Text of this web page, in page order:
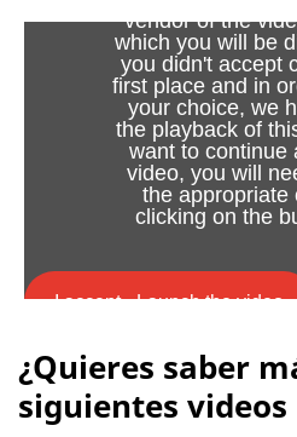
vendor of the
which you will be
you didn't accept
first place and in
your choice, we
the playback of
want to continue
video, you will
the appropriate
clicking on the
I accept - Launch the video
Cookie consent
¿Quieres saber
siguientes videos